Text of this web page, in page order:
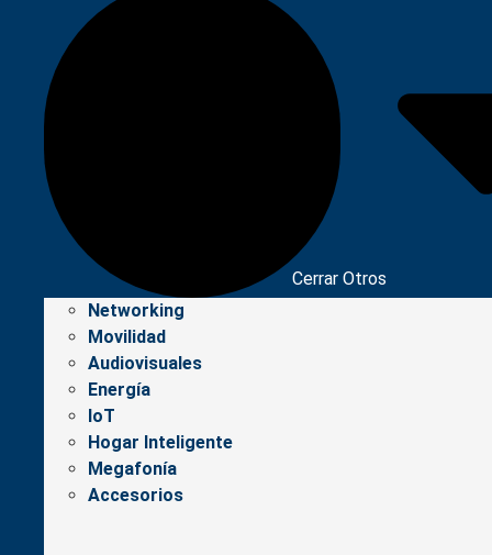
Cerrar Otros
Networking
Movilidad
Audiovisuales
Energía
IoT
Hogar Inteligente
Megafonía
Accesorios